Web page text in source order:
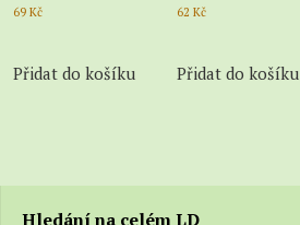
69 Kč
Přidat do košíku
62 Kč
Přidat do košíku
Hledání na celém LD